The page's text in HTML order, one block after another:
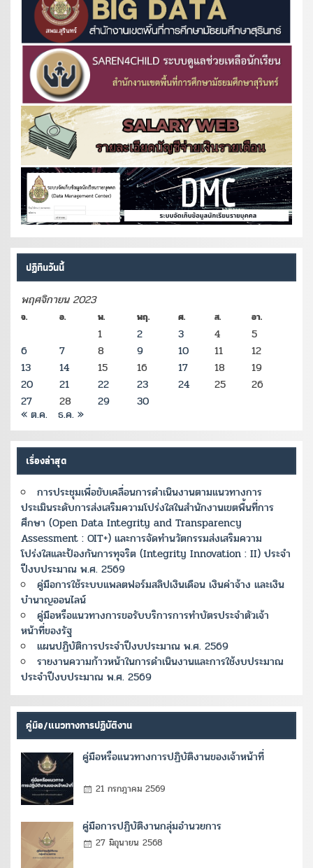
ปฏิทินวันนี้
พฤศจิกายน 2023
จ. อ. พ. พฤ. ศ. ส. อา.
1 2 3 4
5
6
7 8 9 10 11
12
13
14 15 16 17 18
19
20
21 22 23 24 25
26
27
28 29 30
« ต.ค. ธ.ค. »
เรื่องล่าสุด
การประชุมเพื่อขับเคลื่อนการดำเนินงานตามแนวทางการ
ประเมินระดับการส่งเสริมความโปร่งใสในสำนักงานเขตพื้นที่การ
ศึกษา (Open Data Integrity and Transparency
Assessment : OIT+) และการจัดทำนวัตกรรมส่งเสริมความ
โปร่งใสและป้องกันการทุจริต (Integrity Innovation : II) ประจำ
ปีงบประมาณ พ.ศ. 2569
คู่มือการใช้ระบบแพลตฟอร์มสลิปเงินเดือน เงินค่าจ้าง และเงิน
บำนาญออนไลน์
คู่มือหรือแนวทางการขอรับบริการการทำบัตรประจำตัวเจ้า
หน้าที่ของรัฐ
แผนปฏิบัติการประจำปีงบประมาณ พ.ศ. 2569
รายงานความก้าวหน้าในการดำเนินงานและการใช้งบประมาณ
ประจำปีงบประมาณ พ.ศ. 2569
คู่มือ/แนวทางการปฏิบัติงาน
คู่มือหรือแนวทางการปฏิบัติงานของเจ้าหน้าที่
21 กรกฎาคม 2569
คู่มือการปฏิบัติงานกลุ่มอำนวยการ
27 มิถุนายน 2568